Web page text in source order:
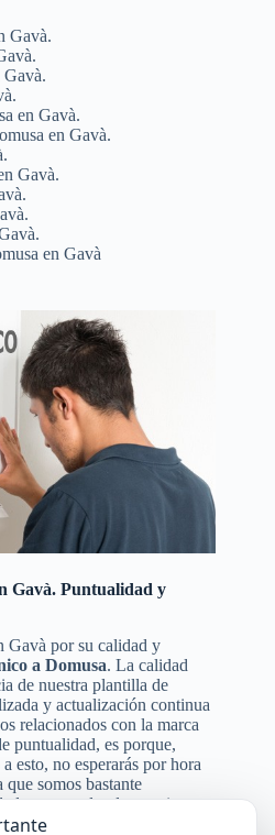
Gavà.
Gavà.
en Gavà.
en Gavà.
Gavà.
en Gavà
Gavà. Puntualidad y
Gavà por su calidad y
a Domusa. La calidad
de nuestra plantilla de
y actualización continua
relacionados con la marca
puntualidad, es porque,
esto, no esperarás por hora
somos bastante
para poder darte a ti y a tu
en Gavà. Pero no solo